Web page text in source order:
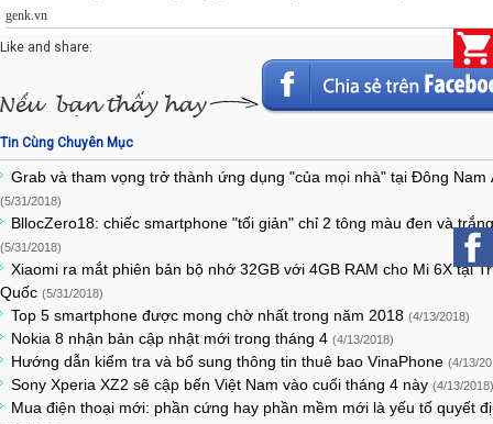
genk.vn
Like and share:
Tin Cùng Chuyên Mục
Grab và tham vọng trở thành ứng dụng "của mọi nhà" tại Đông Nam
(5/31/2018)
BllocZero18: chiếc smartphone "tối giản" chỉ 2 tông màu đen và trắng
(5/31/2018)
Xiaomi ra mắt phiên bản bộ nhớ 32GB với 4GB RAM cho Mi 6X tại
Quốc (5/31/2018)
Top 5 smartphone được mong chờ nhất trong năm 2018 (4/13/2018)
Nokia 8 nhận bản cập nhật mới trong tháng 4 (4/13/2018)
Hướng dẫn kiểm tra và bổ sung thông tin thuê bao VinaPhone (4/13/
Sony Xperia XZ2 sẽ cập bến Việt Nam vào cuối tháng 4 này (4/13/2018)
Mua điện thoại mới: phần cứng hay phần mềm mới là yếu tố quyết